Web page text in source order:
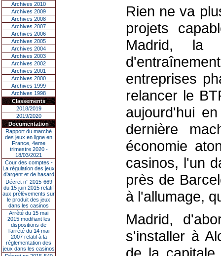
Archives 2010
Archives 2009
Archives 2008
Archives 2007
Archives 2006
Archives 2005
Archives 2004
Archives 2003
Archives 2002
Archives 2001
Archives 2000
Archives 1999
Archives 1998
Classements
2018/2019
2019/2020
Documentation
Rapport du marché
des jeux en ligne en
France, 4eme
trimestre 2020 -
18/03/2021
Cour des comptes -
La régulation des jeux
d’argent et de hasard
Décret n° 2015-669
du 15 juin 2015 relatif
aux prélèvements sur
le produit des jeux
dans les casinos
Arrêté du 15 mai
2015 modifiant les
dispositions de
l’arrêté du 14 mai
2007 relatif à la
réglementation des
jeux dans les casinos
Rien ne va
projets
Madrid, la
entreprises
relancer le
aujourd'hui
dernière
économie
casinos, l'un
près de
à l'allumage,
Madrid,
s'installer à